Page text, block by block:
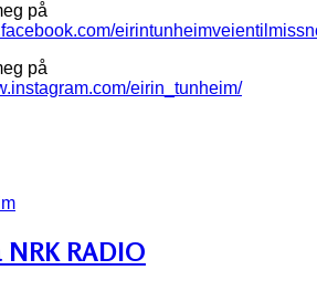
på
på
eirin_tunheim/
RADIO